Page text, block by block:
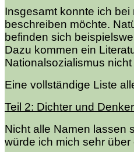
Insgesamt konnte ich
beschreiben möchte.
befinden sich
Dazu kommen ein
Nationalsozialismus
Eine vollständige Liste
Teil 2: Dichter und Denker
Nicht alle Namen lassen
würde ich mich sehr über